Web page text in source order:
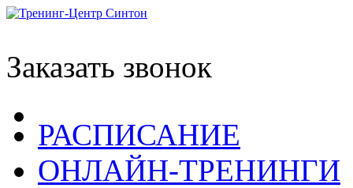
Заказать звонок
РАСПИСАНИЕ
ОНЛАЙН-ТРЕНИНГИ